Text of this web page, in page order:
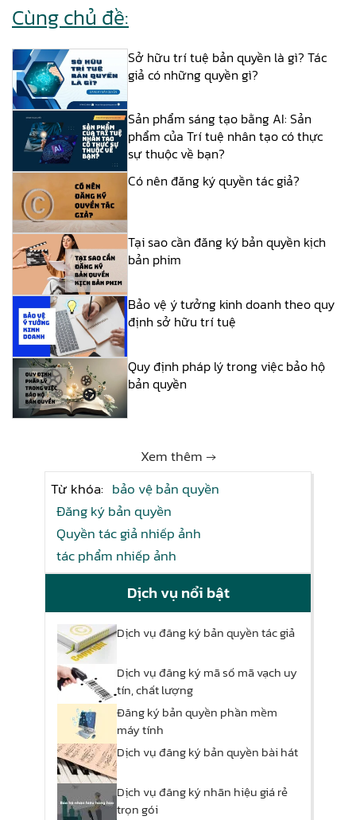
Cùng chủ đề:
Sở hữu trí tuệ bản quyền là gì? Tác
giả có những quyền gì?
Sản phẩm sáng tạo bằng AI: Sản
phẩm của Trí tuệ nhân tạo có thực
sự thuộc về bạn?
Có nên đăng ký quyền tác giả?
Tại sao cần đăng ký bản quyền kịch
bản phim
Bảo vệ ý tưởng kinh doanh theo quy
định sở hữu trí tuệ
Quy định pháp lý trong việc bảo hộ
bản quyền
Xem thêm →
Từ khóa: bảo vệ bản quyền
Đăng ký bản quyền
Quyền tác giả nhiếp ảnh
tác phẩm nhiếp ảnh
Dịch vụ nổi bật
Dịch vụ đăng ký bản quyền tác giả
Dịch vụ đăng ký mã số mã vạch uy
tín, chất lượng
Đăng ký bản quyền phần mềm
máy tính
Dịch vụ đăng ký bản quyền bài hát
Dịch vụ đăng ký nhãn hiệu giá rẻ
trọn gói